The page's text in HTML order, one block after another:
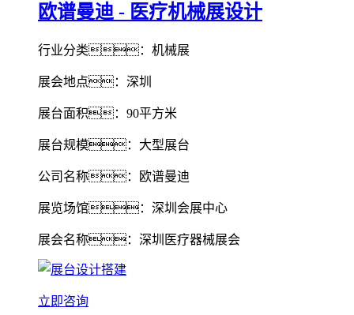
欧谱曼迪 - 医疗机械展设计
行业分类：机械展
展会地点：深圳
展台面积：90平方米
展台规模：大型展台
公司名称：欧谱曼迪
展览场馆：深圳会展中心
展会名称：深圳医疗器械展会
立即咨询